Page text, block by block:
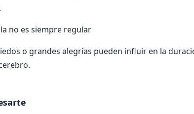
no es siempre regular
o grandes alegrías pueden influir en la